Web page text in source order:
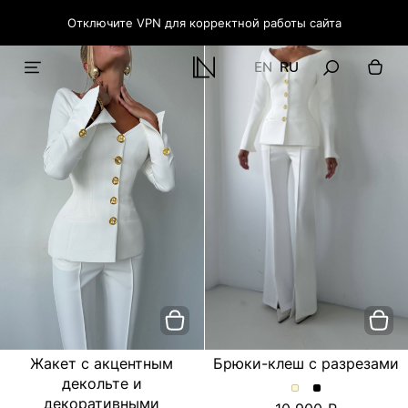
Отключите VPN для корректной работы сайта
EN RU
Жакет с акцентным
декольте и
декоративными
Брюки-клеш с разрезами
Брюки-Брюки-